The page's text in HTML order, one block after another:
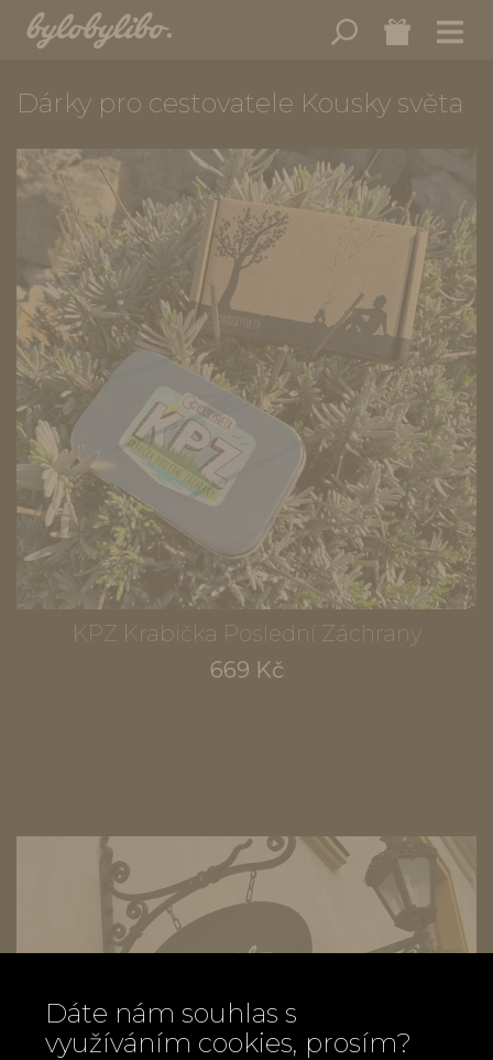
Dárky pro cestovatele Kousky světa
KPZ Krabička Poslední Záchrany
669 Kč
Dáte nám souhlas s
využíváním cookies, prosím?